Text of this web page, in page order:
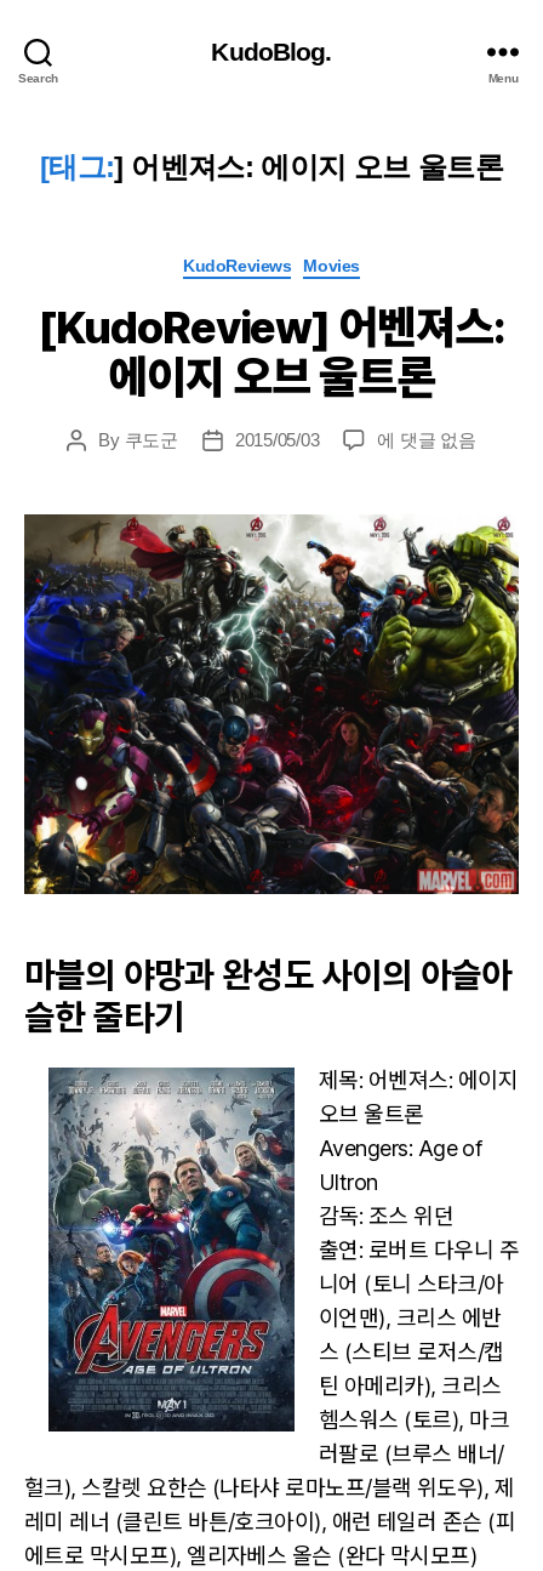
Search
KudoBlog.
Menu
[태그:] 어벤져스: 에이지 오브 울트론
Categories
KudoReviews Movies
[KudoReview] 어벤져스:
에이지 오브 울트론
PostBy 쿠도군
Post2015/05/03
[KudoReview]
져
스:
에
이
지
오
브
울
트
론
에 댓글 없음
마블의 야망과 완성도 사이의 아슬아
슬한 줄타기
제목: 어벤져스: 에이지
오브 울트론
Avengers: Age of
Ultron
감독: 조스 위던
출연: 로버트 다우니 주
니어 (토니 스타크/아
이언맨), 크리스 에반
스 (스티브 로저스/캡
틴 아메리카), 크리스
헴스워스 (토르), 마크
러팔로 (브루스 배너/
헐크), 스칼렛 요한슨 (나타샤 로마노프/블랙 위도우), 제
레미 레너 (클린트 바튼/호크아이), 애런 테일러 존슨 (피
에트로 막시모프), 엘리자베스 올슨 (완다 막시모프)